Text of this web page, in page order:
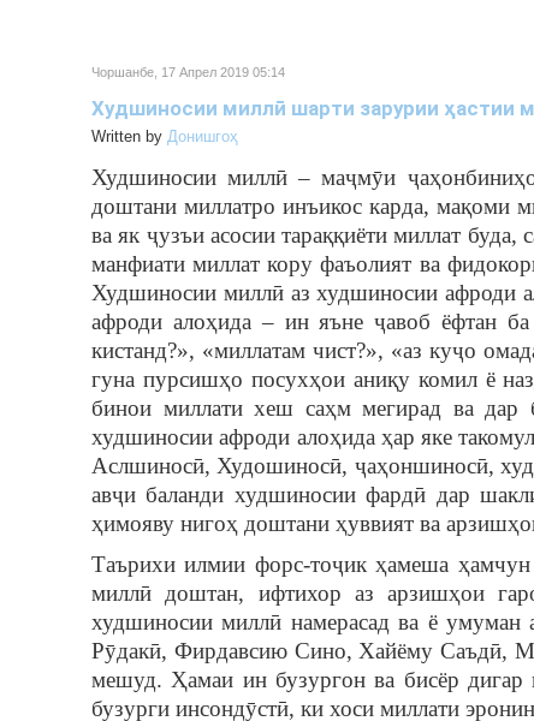
Чоршанбе, 17 Апрел 2019 05:14
Худшиносии миллӣ шарти зарурии ҳастии
Written by Донишгоҳ
Худшиносии миллӣ – маҷмӯи
доштани миллатро инъикос карда, мақоми
ва як ҷузъи асосии тараққиёти миллат
манфиати миллат кору фаъолият ва
Худшиносии миллӣ аз худшиносии афроди
афроди алоҳида – ин яъне ҷавоб ёфтан
кистанд?», «миллатам чист?», «аз куҷо
гуна пурсишҳо посухҳои аниқу комил ё
бинои миллати хеш саҳм мегирад ва дар
худшиносии афроди алоҳида ҳар яке
Аслшиносӣ, Худошиносӣ, ҷаҳоншиносӣ,
авҷи баланди худшиносии фардӣ дар
ҳимояву нигоҳ доштани ҳуввият ва
Таърихи илмии форс-тоҷик ҳамеша ҳамчун
миллӣ доштан, ифтихор аз арзишҳои
худшиносии миллӣ намерасад ва ё умуман
Рӯдакӣ, Фирдавсию Сино, Хайёму Саъдӣ,
мешуд. Ҳамаи ин бузургон ва бисёр дигар
бузурги инсондӯстӣ, ки хоси миллати